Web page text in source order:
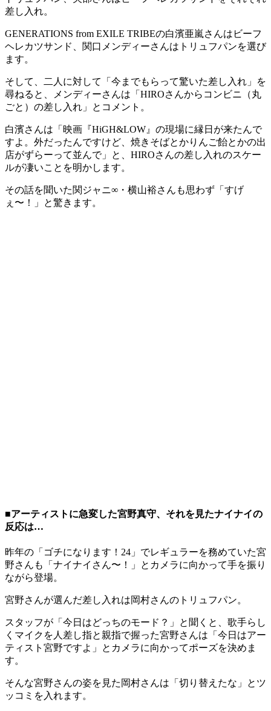
差し入れ。
GENERATIONS from EXILE TRIBEの白濱亜嵐さんはビーフ
ヘレカツサンド、関口メンディーさんはトリュフパンを選び
ます。
そして、二人に対して「今までもらって驚いた差し入れ」を
尋ねると、メンディーさんは「HIROさんからコンビニ（丸
ごと）の差し入れ」とコメント。
白濱さんは「映画『HiGH&LOW』の現場に縁日が来たんで
すよ。外だったんですけど、焼きそばとかりんご飴とかの出
店がずらーって並んで」と、HIROさんの差し入れのスケー
ルが凄いことを明かします。
その話を聞いた関ジャニ∞・横山裕さんも思わず「すげ
ぇ〜！」と驚きます。
■アーティストに急変した宮野真守、それを見たナイナイの
反応は…
昨年の「ゴチになります！24」でレギュラーを務めていた宮
野さんも「ナイナイさん〜！」とカメラに向かって手を振り
ながら登場。
宮野さんが選んだ差し入れは岡村さんのトリュフパン。
スタッフが「今日はどっちのモード？」と聞くと、歌手らし
くマイクを人差し指と親指で握った宮野さんは「今日はアー
ティスト宮野ですよ」とカメラに向かってポーズを決めま
す。
そんな宮野さんの姿を見た岡村さんは「切り替えたな」とツ
ッコミを入れます。